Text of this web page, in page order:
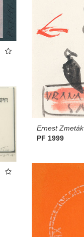
Ernest Zmeták
PF 1999